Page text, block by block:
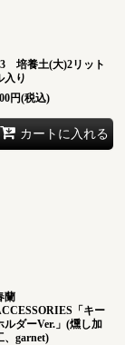
培養土(大)2リット
入り
円(税込)
カートに入れる
蘭
「キー
ルダーVer.」(燻し加
、garnet)